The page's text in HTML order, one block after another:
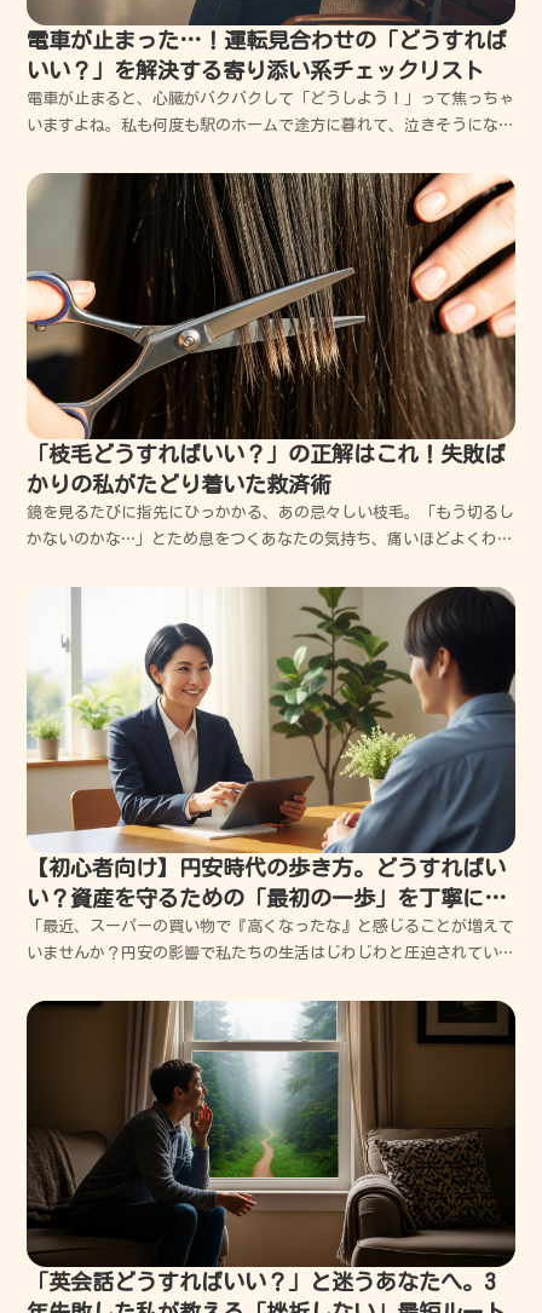
電車が止まった…！運転見合わせの「どうすれば
いい？」を解決する寄り添い系チェックリスト
電車が止まると、心臓がバクバクして「どうしよう！」って焦っちゃ
いますよね。私も何度も駅のホームで途方に暮れて、泣きそうになっ
ば、必ず目的地にたどり着けますし、最悪の事態は避けられます。こ
の記事では、運転見合わせの時にあなたの心を軽くして、...
「枝毛どうすればいい？」の正解はこれ！失敗ば
かりの私がたどり着いた救済術
鏡を見るたびに指先にひっかかる、あの忌々しい枝毛。「もう切るし
かないのかな…」とため息をつくあなたの気持ち、痛いほどよくわか
なトリートメントを無駄にする日々を送っていました。でも、正しい
知識とちょっとしたコツさえ掴めれば、あなたの髪は必ず...
【初心者向け】円安時代の歩き方。どうすればい
い？資産を守るための「最初の一歩」を丁寧にガ
イドします
「最近、スーパーの買い物で『高くなったな』と感じることが増えて
いませんか？円安の影響で私たちの生活はじわじわと圧迫されていま
能です。私も昔は無知ゆえに大失敗をしましたが、その経験を元に、
誰でも今日からできる『資産を守る方法』を優しくお伝え...
「英会話どうすればいい？」と迷うあなたへ。3